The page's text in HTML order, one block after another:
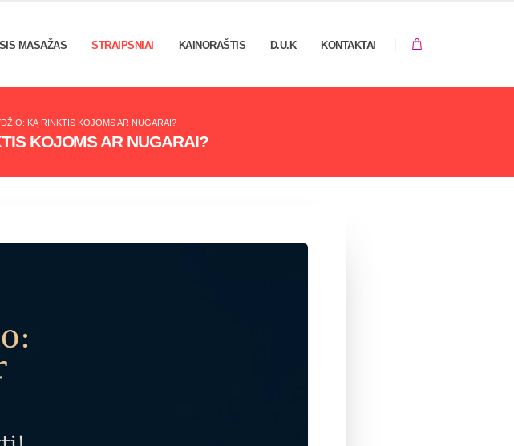
MASAŽAS STRAIPSNIAI KAINORAŠTIS D.U.K KONTAKTAI
KOJOMS AR NUGARAI?
KĄ RINKTIS KOJOMS AR NUGARAI?